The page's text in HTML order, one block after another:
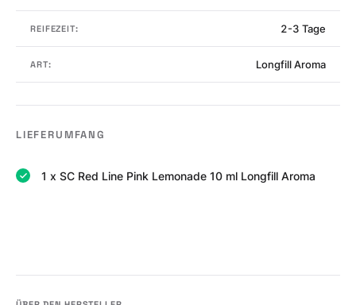
REIFEZEIT: 2-3 Tage
ART: Longfill Aroma
LIEFERUMFANG
1 x SC Red Line Pink Lemonade 10 ml Longfill Aroma